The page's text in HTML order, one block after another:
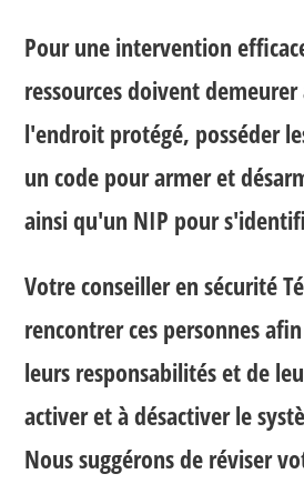
Pour une intervention
ressources doivent
l'endroit protégé, posséder
un code pour armer et
ainsi qu'un NIP pour
Votre conseiller en sécurité
rencontrer ces personnes
leurs responsabilités et de
activer et à désactiver le
Nous suggérons de réviser